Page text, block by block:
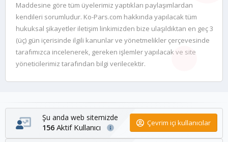
Maddesine göre tüm üyelerimiz yaptıkları paylaşımlardan
kendileri sorumludur. Ko-Pars.com hakkında yapılacak tüm
hukuksal şikayetler iletişim linkimizden bize ulaşıldıktan en geç 3
(üç) gün içerisinde ilgili kanunlar ve yönetmelikler çerçevesinde
tarafımızca incelenerek, gereken işlemler yapılacak ve site
yöneticilerimiz tarafından bilgi verilecektir.
Şu anda web sitemizde
156 Aktif Kullanıcı Çevrim içi kullanıcılar